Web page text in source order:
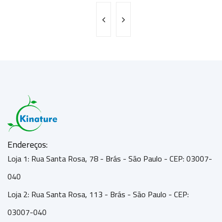
Endereços:
Loja 1: Rua Santa Rosa, 78 - Brás - São Paulo - CEP: 03007-
040
Loja 2: Rua Santa Rosa, 113 - Brás - São Paulo - CEP:
03007-040